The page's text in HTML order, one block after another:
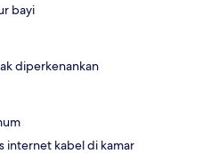
bayi
diperkenankan
internet kabel di kamar